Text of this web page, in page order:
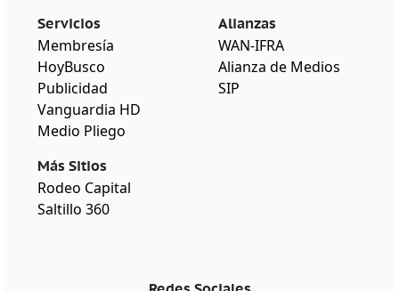
Servicios
Membresía
HoyBusco
Publicidad
Vanguardia HD
Medio Pliego
Más Sitios
Rodeo Capital
Saltillo 360
Alianzas
WAN-IFRA
Alianza de Medios
SIP